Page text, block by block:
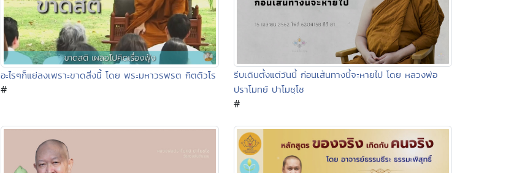
อะไรๆก็แย่ลงเพราะขาดสิ่งนี้ โดย พระมหาวรพรต กิตติวโร
#
รีบเดินตั้งแต่วันนี้ ก่อนเส้นทางนี้จะหายไป โดย หลวงพ่อ
ปราโมทย์ ปาโมชฺโช
#